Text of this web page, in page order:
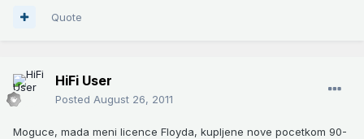
Quote
HiFi User
Posted August 26, 2011
Moguce, mada meni licence Floyda, kupljene nove pocetkom 90-